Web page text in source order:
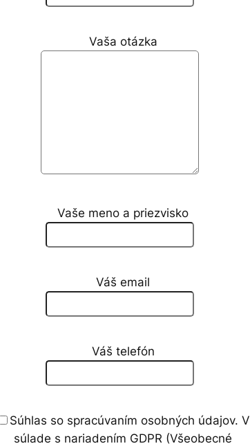
Vaša otázka
Vaše meno a priezvisko
Váš email
Váš telefón
Súhlas so spracúvaním osobných údajov. V
súlade s nariadením GDPR (Všeobecné